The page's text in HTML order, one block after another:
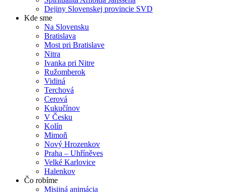
Dejiny Slovenskej provincie SVD
Kde sme
Na Slovensku
Bratislava
Most pri Bratislave
Nitra
Ivanka pri Nitre
Ružomberok
Vidiná
Terchová
Cerová
Kukučínov
V Česku
Kolín
Mimoň
Nový Hrozenkov
Praha – Uhříněves
Velké Karlovice
Halenkov
Čo robíme
Misijná animácia